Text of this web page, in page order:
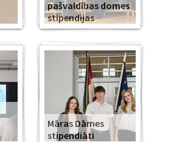
pašvaldības domes
stipendijas
Māras Dāmes
stipendiāti